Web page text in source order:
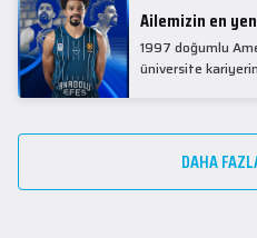
Ailemizin en
1997 doğumlu
üniversite
DAHA